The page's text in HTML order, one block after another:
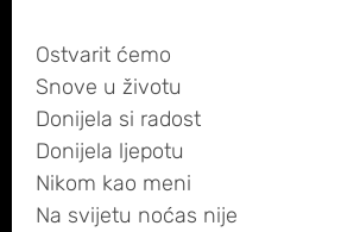
Ostvarit ćemo
Snove u životu
Donijela si radost
Donijela ljepotu
Nikom kao meni
Na svijetu noćas nije